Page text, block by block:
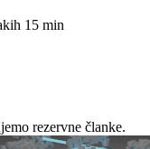
15 min
rezervne članke.